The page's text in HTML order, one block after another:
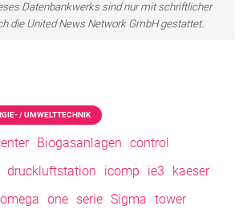
Datenbankwerks sind nur mit schriftlicher
die United News Network GmbH gestattet.
/ UMWELTTECHNIK
Biogasanlagen control
druckluftstation icomp ie3
kaeser
omega one serie Sigma tower